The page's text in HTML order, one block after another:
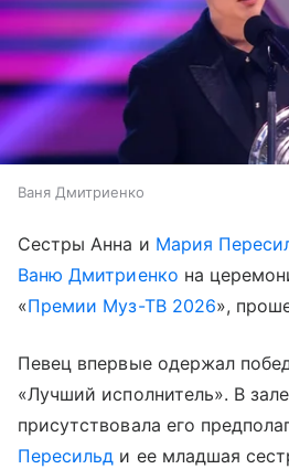
Ваня Дмитриенко
Сестры Анна и Мария
Ваню Дмитриенко на
«Премии Муз-ТВ 2026»,
Певец впервые одержал
«Лучший исполнитель». В
присутствовала его
Пересильд и ее младшая